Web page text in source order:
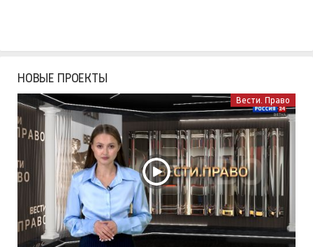
НОВЫЕ ПРОЕКТЫ
Вести. Право